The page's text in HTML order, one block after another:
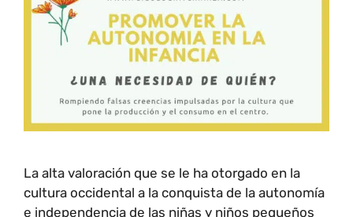
La alta valoración que se le ha otorgado en la
cultura occidental a la conquista de la autonomía
e independencia de las niñas y niños pequeños